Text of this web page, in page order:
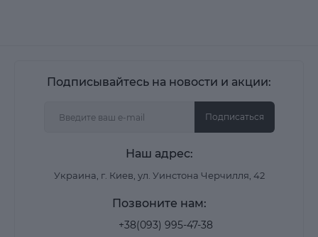
Подписывайтесь на новости и акции:
Подписаться
Наш адрес:
Украина, г. Киев, ул. Уинстона Черчилля, 42
Позвоните нам:
+38(093) 995-47-38